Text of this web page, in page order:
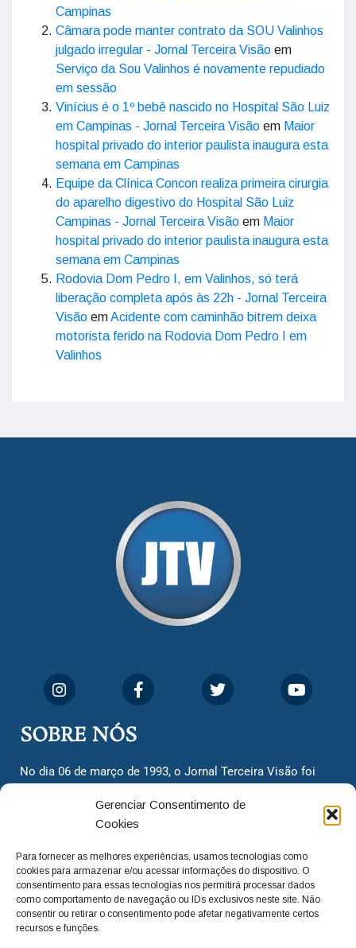
Gerenciar Consentimento de
Cookies
Para fornecer as melhores experiências, usamos tecnologias como
cookies para armazenar e/ou acessar informações do dispositivo. O
consentimento para essas tecnologias nos permitirá processar dados
como comportamento de navegação ou IDs exclusivos neste site. Não
consentir ou retirar o consentimento pode afetar negativamente certos
recursos e funções.
Campinas
Câmara pode manter contrato da SOU Valinhos
julgado irregular - Jornal Terceira Visão em
Serviço da Sou Valinhos é novamente repudiado
em sessão
Vinícius é o 1º bebê nascido no Hospital São Luiz
em Campinas - Jornal Terceira Visão em Maior
hospital privado do interior paulista inaugura esta
semana em Campinas
Equipe da Clínica Concon realiza primeira cirurgia
do aparelho digestivo do Hospital São Luiz
Campinas - Jornal Terceira Visão em Maior
hospital privado do interior paulista inaugura esta
semana em Campinas
Rodovia Dom Pedro I, em Valinhos, só terá
liberação completa após às 22h - Jornal Terceira
Visão emAcidente com caminhão bitrem deixa
motorista ferido na Rodovia Dom Pedro I em
Valinhos
SOBRE NÓS
No dia 06 de março de 1993, o Jornal Terceira Visão foi
cidadãos valinhenses, já que naquela época só existiam
dois jornais. Há mais de 30 anos, o jornal continua
com o foco de trazer as melhores notícias. Nunca
deixamos de lado as necessidades do cidadão, sempre
questionando os órgãos públicos em busca de melhorias
para a cidade e sempre cobrando resoluções para casos